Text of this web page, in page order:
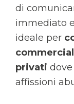
di
immediato
ideale per
privati
affissioni